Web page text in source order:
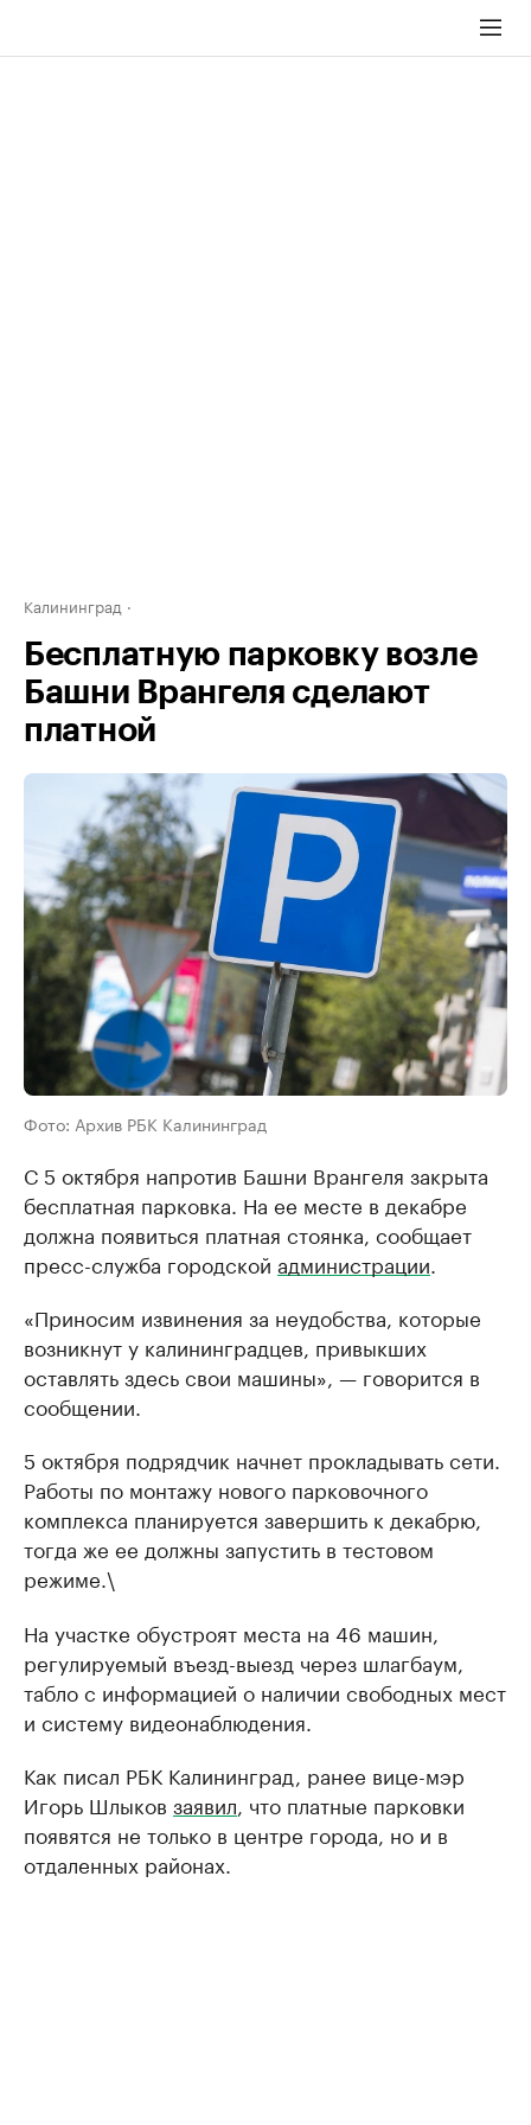
Калининград
Бесплатную парковку возле
Башни Врангеля сделают
платной
Фото: Архив РБК Калининград
С 5 октября напротив Башни Врангеля закрыта
бесплатная парковка. На ее месте в декабре
должна появиться платная стоянка, сообщает
пресс-служба городской администрации
«Приносим извинения за неудобства, которые
возникнут у калининградцев, привыкших
оставлять здесь свои машины», — говорится в
сообщении.
5 октября подрядчик начнет прокладывать сети.
Работы по монтажу нового парковочного
комплекса планируется завершить к декабрю,
тогда же ее должны запустить в тестовом
режиме.\
На участке обустроят места на 46 машин,
регулируемый въезд-выезд через шлагбаум,
табло с информацией о наличии свободных мест
и систему видеонаблюдения.
Как писал РБК Калининград, ранее вице-мэр
Игорь Шлыков заявил , что платные парковки
появятся не только в центре города, но и в
отдаленных районах.